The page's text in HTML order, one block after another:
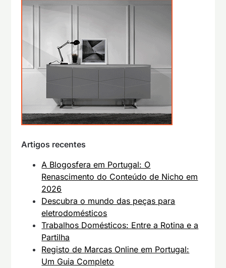
Artigos recentes
A Blogosfera em Portugal: O
Renascimento do Conteúdo de Nicho em
2026
Descubra o mundo das peças para
eletrodomésticos
Trabalhos Domésticos: Entre a Rotina e a
Partilha
Registo de Marcas Online em Portugal:
Um Guia Completo